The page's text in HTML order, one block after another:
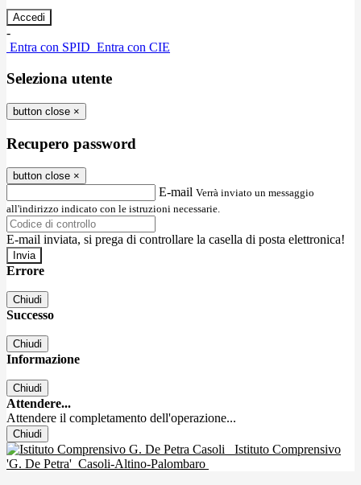
-
Entra con SPID Entra con CIE
Seleziona utente
button close ×
Recupero password
button close ×
E-mail Verrà inviato un messaggio
all'indirizzo indicato con le istruzioni necessarie.
E-mail inviata, si prega di controllare la casella di posta elettronica!
Errore
Chiudi
Successo
Chiudi
Informazione
Chiudi
Attendere...
Attendere il completamento dell'operazione...
Chiudi
Istituto Comprensivo
'G. De Petra' Casoli-Altino-Palombaro